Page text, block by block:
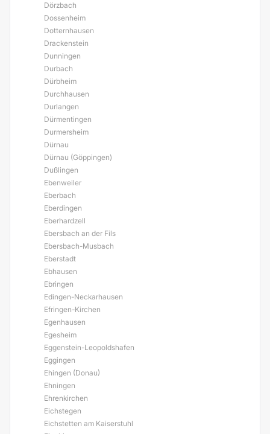
Dörzbach
Dossenheim
Dotternhausen
Drackenstein
Dunningen
Durbach
Dürbheim
Durchhausen
Durlangen
Dürmentingen
Durmersheim
Dürnau
Dürnau (Göppingen)
Dußlingen
Ebenweiler
Eberbach
Eberdingen
Eberhardzell
Ebersbach an der Fils
Ebersbach-Musbach
Eberstadt
Ebhausen
Ebringen
Edingen-Neckarhausen
Efringen-Kirchen
Egenhausen
Egesheim
Eggenstein-Leopoldshafen
Eggingen
Ehingen (Donau)
Ehningen
Ehrenkirchen
Eichstegen
Eichstetten am Kaiserstuhl